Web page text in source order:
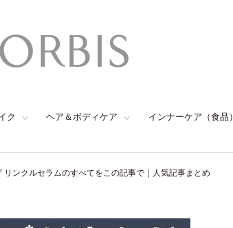
ク ヘア＆ボディケア インナーケア（食品）
リンクルセラムのすべてをこの記事で｜人気記事まとめ